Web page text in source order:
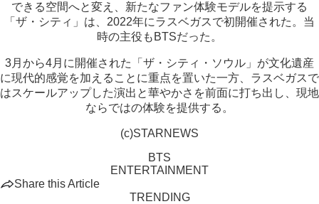
できる空間へと変え、新たなファン体験モデルを提示する
「ザ・シティ」は、2022年にラスベガスで初開催された。当
時の主役もBTSだった。
3月から4月に開催された「ザ・シティ・ソウル」が文化遺産
に現代的感覚を加えることに重点を置いた一方、ラスベガスで
はスケールアップした演出と華やかさを前面に打ち出し、現地
ならではの体験を提供する。
(c)STARNEWS
BTS
ENTERTAINMENT
Share this Article
TRENDING